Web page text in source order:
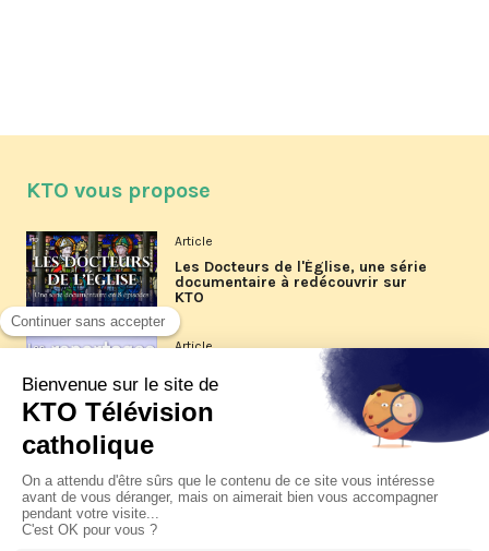
KTO vous propose
Article
Les Docteurs de l'Église, une série
documentaire à redécouvrir sur
KTO
Article
Les reportages d'été 2026 de KTO
La visite pastorale du pape Léon
XIV à Assise à suivre sur KTO le
jeudi 6 août